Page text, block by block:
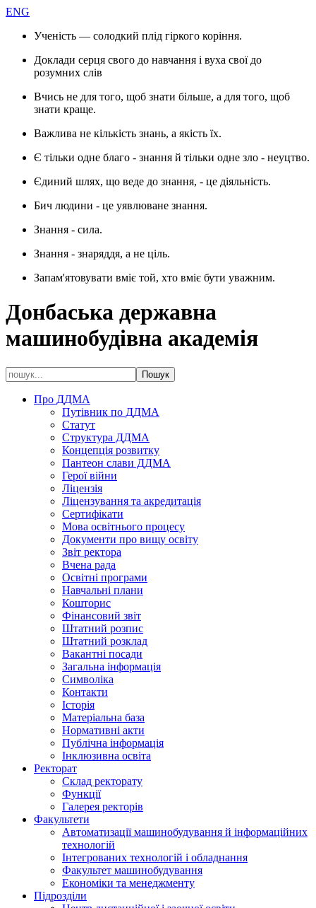
ENG
Ученість — солодкий плід гіркого коріння.
Доклади серця свого до навчання і вуха свої до
розумних слів
Вчись не для того, щоб знати більше, а для того, щоб
знати краще.
Важлива не кількість знань, а якість їх.
Є тільки одне благо - знання й тільки одне зло - неуцтво.
Єдиний шлях, що веде до знання, - це діяльність.
Бич людини - це уявлюване знання.
Знання - сила.
Знання - знаряддя, а не ціль.
Запам'ятовувати вміє той, хто вміє бути уважним.
Донбаська державна
машинобудівна академія
Про ДДМА
Путівник по ДДМА
Статут
Структура ДДМА
Концепція розвитку
Пантеон слави ДДМА
Герої війни
Ліцензія
Ліцензування та акредитація
Сертифікати
Мова освітнього процесу
Документи про вищу освіту
Звіт ректора
Вчена рада
Освітні програми
Навчальні плани
Кошторис
Фінансовий звіт
Штатний розпис
Штатний розклад
Вакантні посади
Загальна інформація
Символіка
Контакти
Історія
Матеріальна база
Нормативні акти
Публічна інформація
Інклюзивна освіта
Ректорат
Склад ректорату
Функції
Галерея ректорів
Факультети
Автоматизації машинобудування й інформаційних
технологій
Інтегрованих технологій і обладнання
Факультет машинобудування
Економіки та менеджменту
Підрозділи